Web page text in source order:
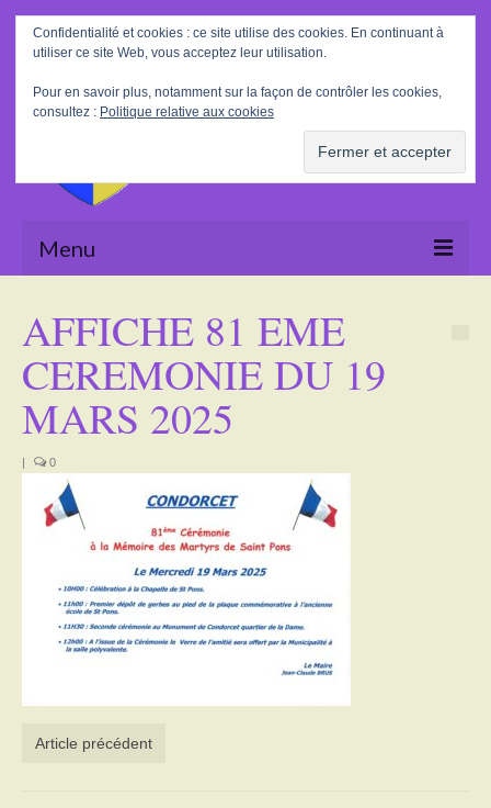
Rechercher
:
Menu
La Mairie
Actualités
Activités
Contact
Démarches administratives
CONSEILLER NUMERIQUE
AFFICHE 81 EME
CEREMONIE DU 19
MARS 2025
| 0
Article précédent
Confidentialité et cookies : ce site utilise des cookies. En continuant à
utiliser ce site Web, vous acceptez leur utilisation.
Pour en savoir plus, notamment sur la façon de contrôler les cookies,
consultez : Politique relative aux cookies